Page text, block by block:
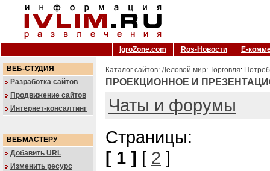
IgroZone.com Ros-Новости Е-
ВЕБ-СТУДИЯ
Разработка сайтов
Продвижение сайтов
Интернет-консалтинг
ВЕБМАСТЕРУ
Добавить URL
Изменить ресурс
Каталог сайтов: Деловой мир: Торговля:
ПРОЕКЦИОННОЕ И
Чаты и форумы
Страницы:
[ 1 ] [ 2 ]